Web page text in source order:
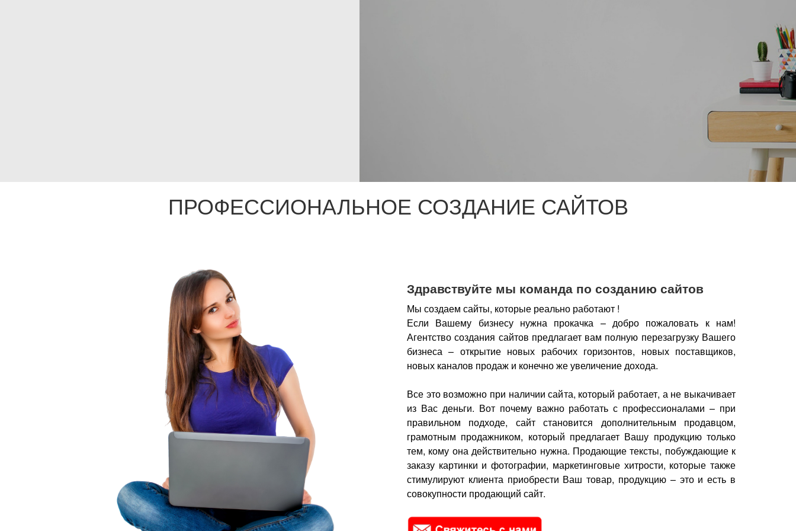
ПРОФЕССИОНАЛЬНОЕ СОЗДАНИЕ САЙТОВ
Здравствуйте мы команда по созданию сайтов
Мы создаем сайты, которые реально работают !
Если Вашему бизнесу нужна прокачка – добро пожаловать к нам!
Агентство создания сайтов предлагает вам полную перезагрузку Вашего
бизнеса – открытие новых рабочих горизонтов, новых поставщиков,
новых каналов продаж и конечно же увеличение дохода.
Все это возможно при наличии сайта, который работает, а не выкачивает
из Вас деньги. Вот почему важно работать с профессионалами – при
правильном подходе, сайт становится дополнительным продавцом,
грамотным продажником, который предлагает Вашу продукцию только
тем, кому она действительно нужна. Продающие тексты, побуждающие к
заказу картинки и фотографии, маркетинговые хитрости, которые также
стимулируют клиента приобрести Ваш товар, продукцию – это и есть в
совокупности продающий сайт.